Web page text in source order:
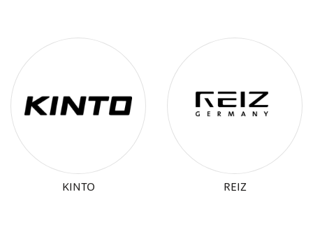
KINTO REIZ